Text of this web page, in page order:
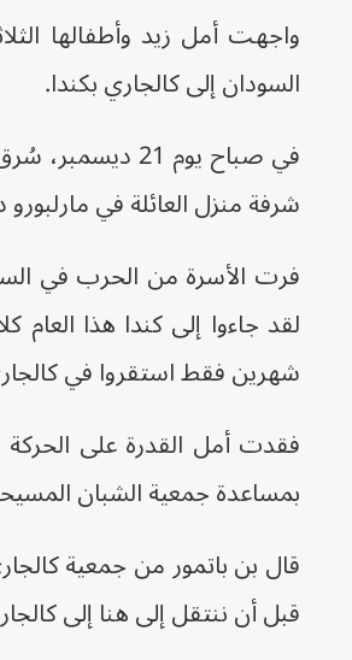
واجهت أمل زيد وأطفالها
السودان إلى كالجاري بكندا.
في صباح يوم
شرفة منزل العائلة في
لقد جاءوا إلى كندا هذا
شهرين فقط استقروا في
فقدت أمل القدرة على
بمساعدة جمعية الشبان
قال بن باتمور من جمعية
قبل أن ننتقل إلى هنا إلى